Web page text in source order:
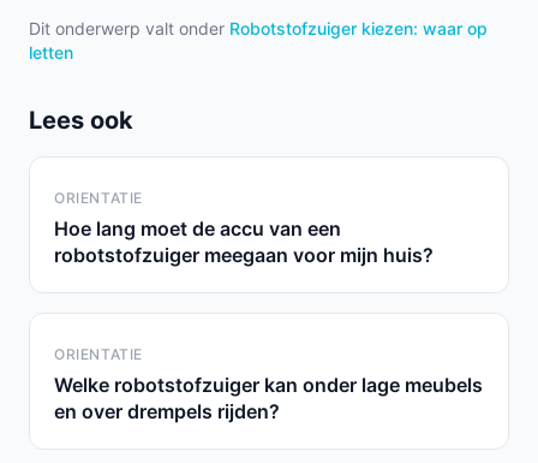
Dit onderwerp valt onder Robotstofzuiger kiezen: waar op
letten
Lees ook
ORIENTATIE
Hoe lang moet de accu van een
robotstofzuiger meegaan voor mijn huis?
ORIENTATIE
Welke robotstofzuiger kan onder lage meubels
en over drempels rijden?